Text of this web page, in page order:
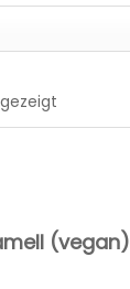
(vegan)